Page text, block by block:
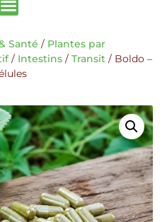
Santé / Plantes par
/ Intestins / Transit / Boldo –